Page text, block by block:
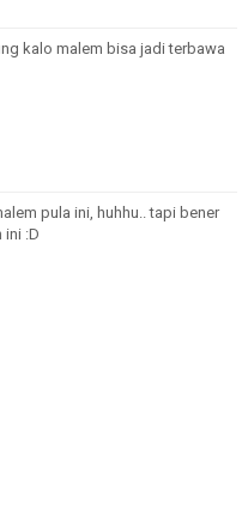
kalo malem bisa jadi terbawa
pula ini, huhhu.. tapi bener
ini :D